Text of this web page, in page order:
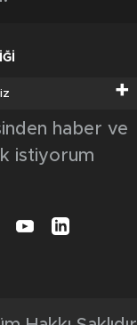
+
haber ve
istiyorum